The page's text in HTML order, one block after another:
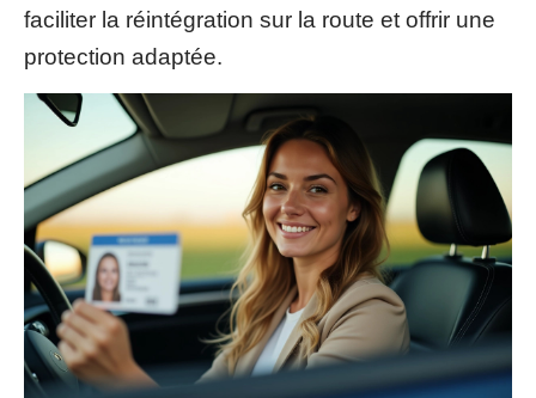
faciliter la réintégration sur la route et offrir une
protection adaptée.